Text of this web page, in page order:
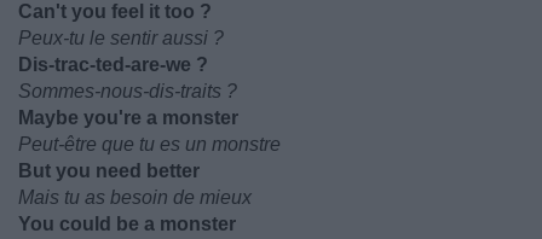
Can't you feel it too ?
Peux-tu le sentir aussi ?
Dis-trac-ted-are-we ?
Sommes-nous-dis-traits ?
Maybe you're a monster
Peut-être que tu es un monstre
But you need better
Mais tu as besoin de mieux
You could be a monster